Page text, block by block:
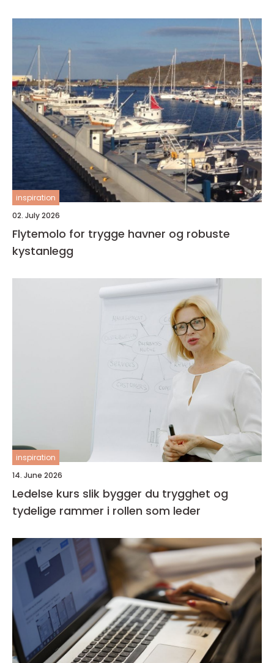
inspiration
02. July 2026
Flytemolo for trygge havner og robuste
kystanlegg
inspiration
14. June 2026
Ledelse kurs slik bygger du trygghet og
tydelige rammer i rollen som leder